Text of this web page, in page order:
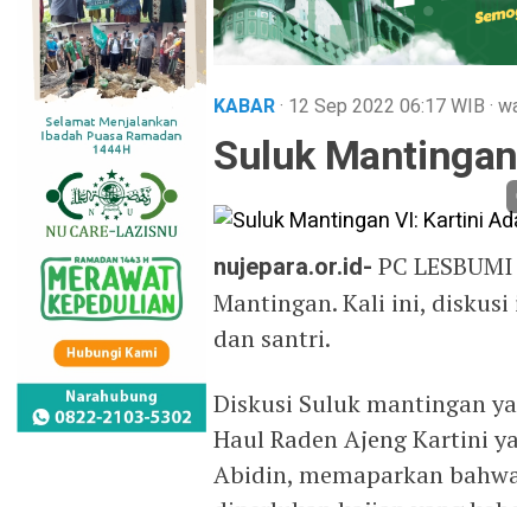
KABAR· 12 Sep 2022 06:17WIB ·
Suluk
nujepara.or.id- PC
Mantingan. Kali ini,
dan santri.
Diskusi Suluk mantingan
Haul Raden Ajeng Kartini
Abidin, memaparkan